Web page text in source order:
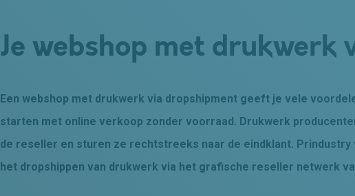
Je webshop met drukwerk
Een webshop met drukwerk via dropshipment geeft je vele
starten met online verkoop zonder voorraad. Drukwerk
de reseller en sturen ze rechtstreeks naar de eindklant.
het dropshippen van drukwerk via het grafische reseller netwerk